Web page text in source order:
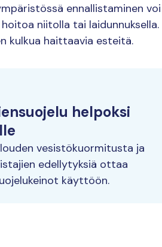
ennallistaminen voi
niitolla tai laidunnuksella.
kulkua haittaavia esteitä.
helpoksi
vesistökuormitusta ja
edellytyksiä ottaa
käyttöön.